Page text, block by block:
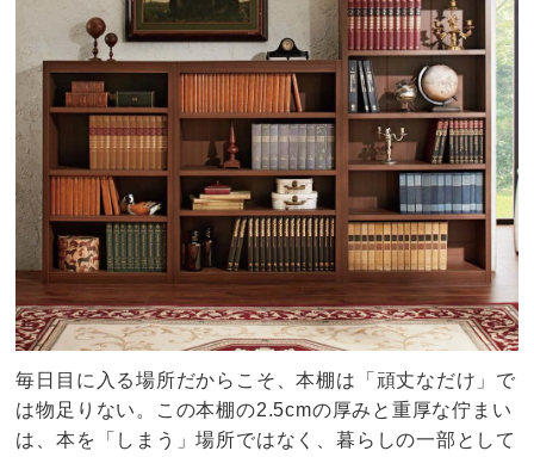
毎日目に入る場所だからこそ、本棚は「頑丈なだけ」で
は物足りない。この本棚の2.5cmの厚みと重厚な佇まい
は、本を「しまう」場所ではなく、暮らしの一部として